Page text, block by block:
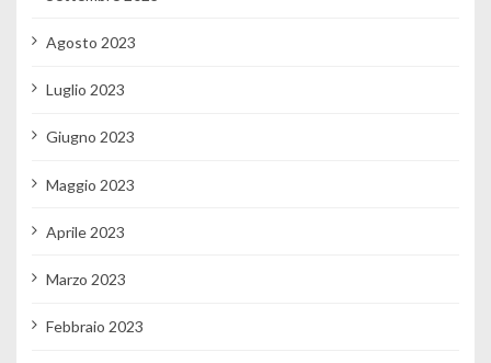
Agosto 2023
Luglio 2023
Giugno 2023
Maggio 2023
Aprile 2023
Marzo 2023
Febbraio 2023